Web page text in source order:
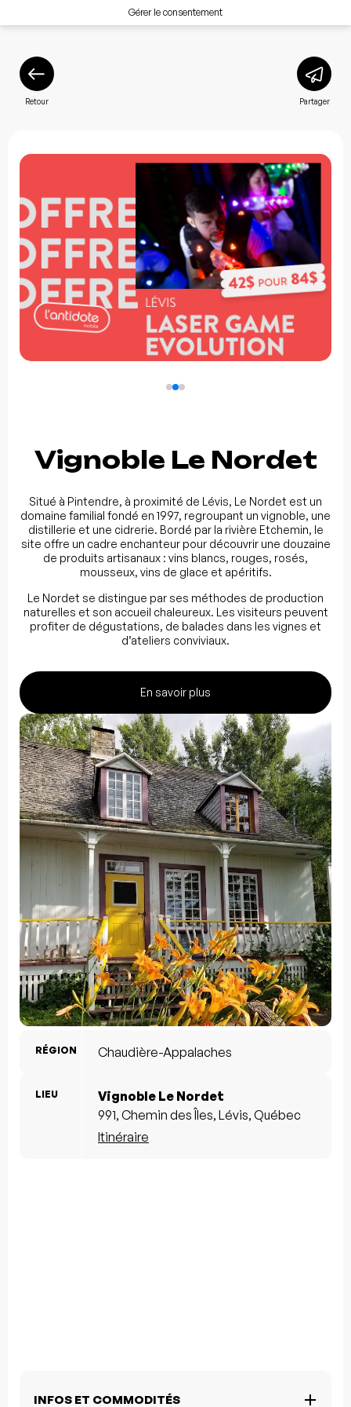
Gérer le consentement
Retour Partager
Vignoble Le Nordet
Situé à Pintendre, à proximité de Lévis, Le Nordet est un
domaine familial fondé en 1997, regroupant un vignoble, une
distillerie et une cidrerie. Bordé par la rivière Etchemin, le
site offre un cadre enchanteur pour découvrir une douzaine
de produits artisanaux : vins blancs, rouges, rosés,
mousseux, vins de glace et apéritifs.
Le Nordet se distingue par ses méthodes de production
naturelles et son accueil chaleureux. Les visiteurs peuvent
profiter de dégustations, de balades dans les vignes et
d’ateliers conviviaux.
En savoir plus
RÉGION Chaudière-Appalaches
LIEU
Vignoble Le Nordet
991, Chemin des Îles, Lévis, Québec
Itinéraire
INFOS ET COMMODITÉS